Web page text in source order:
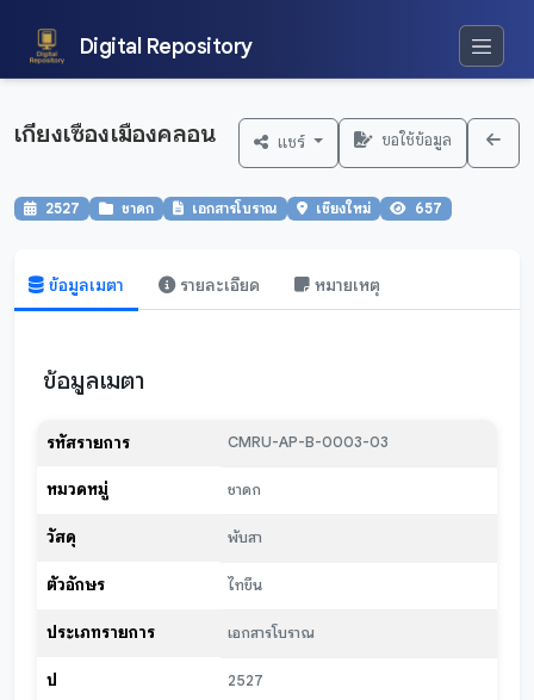
Digital Repository
เกียงเซืองเมืองคลอน แชร์ ขอใช้ข้อมูล
2527 ชาดก เอกสารโบราณ เชียงใหม่ 657
ข้อมูลเมตา รายละเอียด หมายเหตุ
ข้อมูลเมตา
รหัสรายการ CMRU-AP-B-0003-03
หมวดหมู่ ชาดก
วัสดุ พับสา
ตัวอักษร ไทขึน
ประเภทรายการ เอกสารโบราณ
ปี 2527